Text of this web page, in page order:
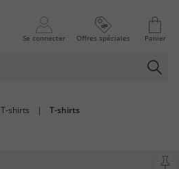
Se connecter Offres spéciales Panier
T-shirts | T-shirts